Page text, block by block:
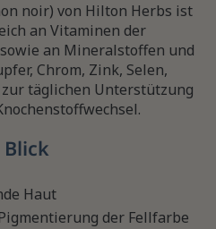
noir) von Hilton Herbs ist
an Vitaminen der
an Mineralstoffen und
Chrom, Zink, Selen,
täglichen Unterstützung
Haut
der Fellfarbe